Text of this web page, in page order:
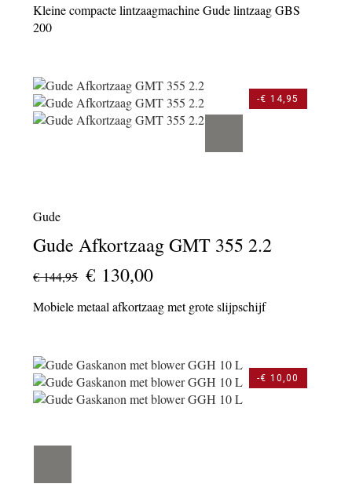
Kleine compacte lintzaagmachine Gude lintzaag GBS
200
Gude
Gude Afkortzaag GMT 355 2.2
€ 144,95 € 130,00
Mobiele metaal afkortzaag met grote slijpschijf
-€ 14,95
-€ 10,00